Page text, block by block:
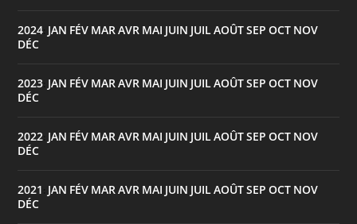
2024 JAN FÉV MARAVR MAI JUIN JUILAOÛTSEP OCT NOV
DÉC
2023 JAN FÉV MARAVR MAI JUIN JUILAOÛTSEP OCT NOV
DÉC
2022 JAN FÉV MARAVR MAI JUIN JUILAOÛTSEP OCT NOV
DÉC
2021 JAN FÉV MARAVR MAI JUIN JUILAOÛTSEP OCT NOV
DÉC